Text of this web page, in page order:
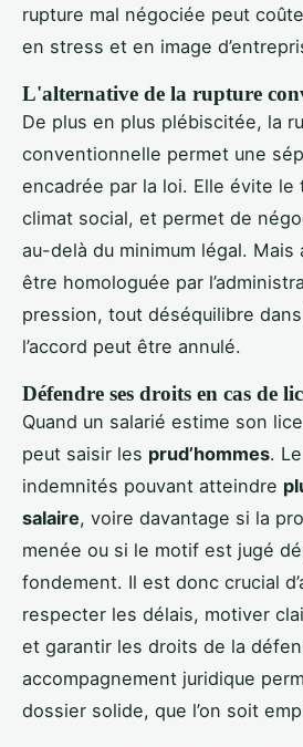
rupture mal négociée peut
en stress et en image
L'alternative de la rupture
De plus en plus plébiscitée, la
conventionnelle permet une
encadrée par la loi. Elle évite le
climat social, et permet de
au-delà du minimum légal.
être homologuée par
pression, tout déséquilibre
l’accord peut être annulé.
Défendre ses droits en cas de
Quand un salarié estime son
peut saisir les prud’hommes.
indemnités pouvant atteindre
salaire, voire davantage si la
menée ou si le motif est jugé
fondement. Il est donc crucial
respecter les délais, motiver
et garantir les droits de la
accompagnement juridique
dossier solide, que l’on soit